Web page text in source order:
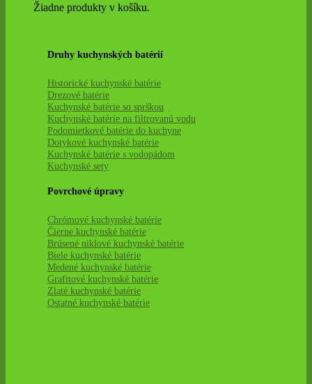
Žiadne produkty v košíku.
Druhy kuchynských batérií
Historické kuchynské batérie
Drezové batérie
Kuchynské batérie so sprškou
Kuchynské batérie na filtrovanú vodu
Podomietkové batérie do kuchyne
Dotykové kuchynské batérie
Kuchynské batérie s vodopádom
Kuchynské sety
Povrchové úpravy
Chrómové kuchynské batérie
Čierne kuchynské batérie
Brúsené niklové kuchynské batérie
Biele kuchynské batérie
Medené kuchynské batérie
Grafitové kuchynské batérie
Zlaté kuchynské batérie
Ostatné kuchynské batérie